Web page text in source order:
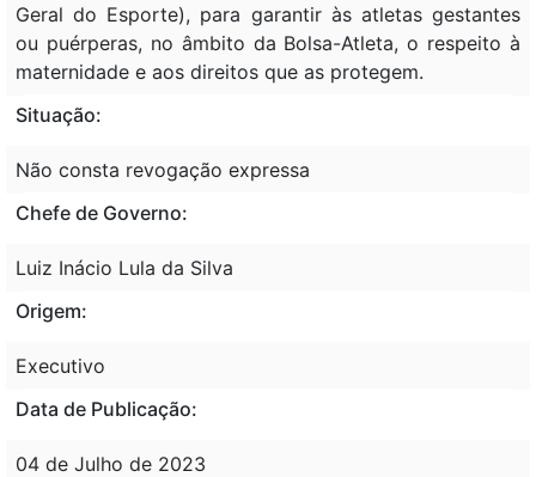
Geral do Esporte), para garantir às atletas gestantes
ou puérperas, no âmbito da Bolsa-Atleta, o respeito à
maternidade e aos direitos que as protegem.
Situação:
Não consta revogação expressa
Chefe de Governo:
Luiz Inácio Lula da Silva
Origem:
Executivo
Data de Publicação:
04 de Julho de 2023